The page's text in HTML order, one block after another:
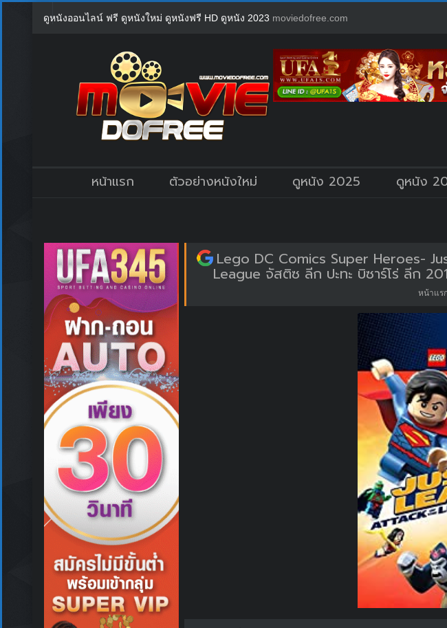
ดูหนังออนไลน์ ฟรี ดูหนังใหม่ ดูหนังฟรี HD ดูหนัง 2023 moviedofree.com
หน้าแรก ตัวอย่างหนังใหม่ ดูหนัง 2025 ดูหนัง
Lego DC Comics Super Heroes-
League จัสติซ ลีก ปะทะ บิซาร์โร่ ลีก
หน้าแร